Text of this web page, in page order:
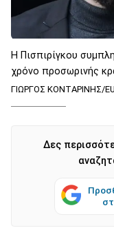
Η Πισπιρίγκου
χρόνο προσωρινής
ΓΙΩΡΓΟΣ ΚΟΝΤΑΡΙΝΗΣ/
Δες